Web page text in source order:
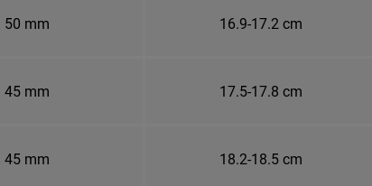
50 mm 16.9-17.2 cm
45 mm 17.5-17.8 cm
45 mm 18.2-18.5 cm